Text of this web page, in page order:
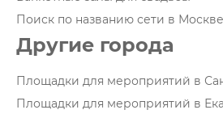
Поиск по названию сети в Москве
Другие города
Площадки для мероприятий в
Площадки для мероприятий в